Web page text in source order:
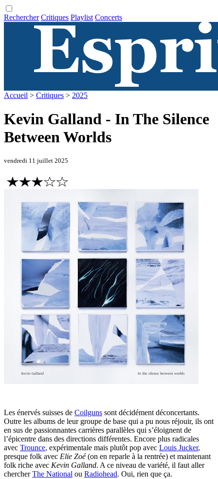
Rechercher Critiques Playlist Concerts
Accueil > Critiques > 2025
Kevin Galland - In The Silence
Between Worlds
vendredi 11 juillet 2025
Les énervés suisses de Coilguns sont décidément déconcertants.
Outre les albums de leur groupe de base qui a pu nous réjouir, ils ont
en sus de passionnantes carrières parallèles qui s’éloignent de
l’épicentre dans des directions différentes. Encore plus radicales
avec Trounce, expérimentale mais plutôt pop avec Louis Jucker,
presque folk avec Elie Zoé(on en reparle à la rentrée) et maintenant
folk riche avec Kevin Galland. A ce niveau de variété, il faut aller
chercherThe National ou Radiohead. Oui, rien que ça.